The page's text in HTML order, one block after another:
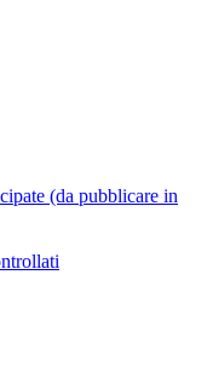
(da pubblicare in